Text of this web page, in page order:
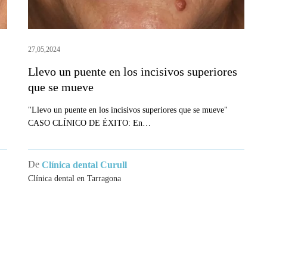
27,05,2024
Llevo un puente en los incisivos superiores
que se mueve
"Llevo un puente en los incisivos superiores que se mueve"
CASO CLÍNICO DE ÉXITO: En…
DeClínica dental Curull
Clínica dental en Tarragona